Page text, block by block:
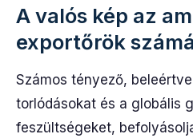
A valós kép az
exportőrök
Számos tényező,
torlódásokat és a globális
feszültségeket,